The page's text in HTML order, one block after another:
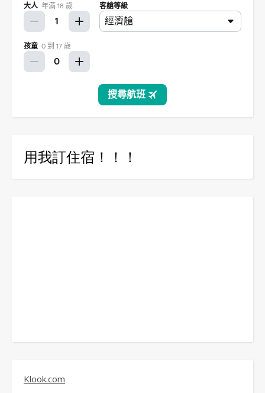
用我訂住宿！！！
Klook.com